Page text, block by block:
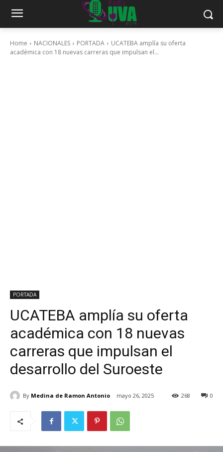
Home NACIONALES PORTADA
UCATEBA amplía su oferta
académica con 18 nuevas carreras que impulsan el...
PORTADA
UCATEBA amplía su oferta
académica con 18 nuevas
carreras que impulsan el
desarrollo del Suroeste
By Medina de Ramon Antonio mayo 26, 2025 0
268